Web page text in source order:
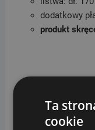
dodatkowy
produkt
W ofercie sklepu
wykonane z
drewno. Do
Ta
cookie